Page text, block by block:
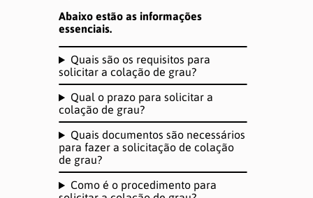
MEMÓRIA
Semana de Jornalismo
TCCs
Produções
DÚVIDAS E AJUDA
Abaixo estão as informações
essenciais.
Quais são os requisitos para
solicitar a colação de grau?
Qual o prazo para solicitar a
colação de grau?
Quais documentos são necessários
para fazer a solicitação de colação
de grau?
Como é o procedimento para